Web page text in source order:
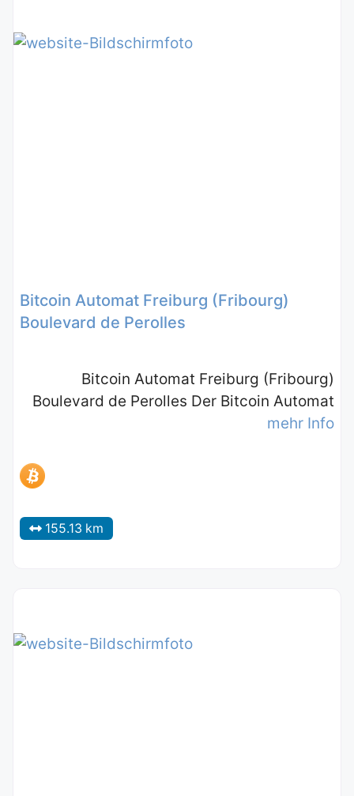
Bitcoin Automat Freiburg (Fribourg)
Boulevard de Perolles
Bitcoin Automat Freiburg (Fribourg)
Boulevard de Perolles Der Bitcoin Automat
mehr Info
155.13 km